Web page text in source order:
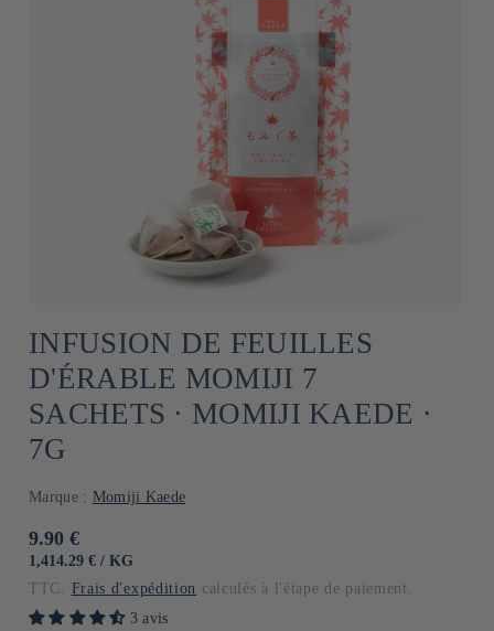
INFUSION DE FEUILLES
D'ÉRABLE MOMIJI 7
SACHETS ⋅ MOMIJI KAEDE ⋅
7G
Marque : Momiji Kaede
Prix
habituel
9.90 €
PRIX
1,414.29 € / PAR
KG
TTC. Frais d'expédition calculés à l'étape de paiement.
3 avis